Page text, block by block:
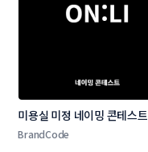
미용실 미정 네이밍 콘테스트
BrandCode